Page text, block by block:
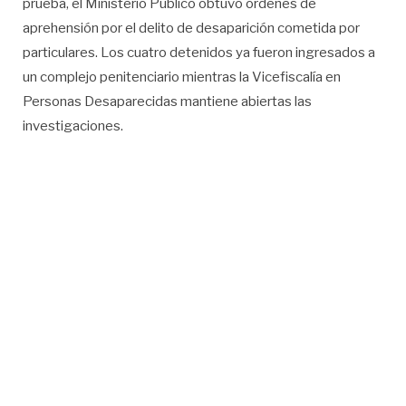
prueba, el Ministerio Público obtuvo órdenes de
aprehensión por el delito de desaparición cometida por
particulares. Los cuatro detenidos ya fueron ingresados a
un complejo penitenciario mientras la Vicefiscalía en
Personas Desaparecidas mantiene abiertas las
investigaciones.